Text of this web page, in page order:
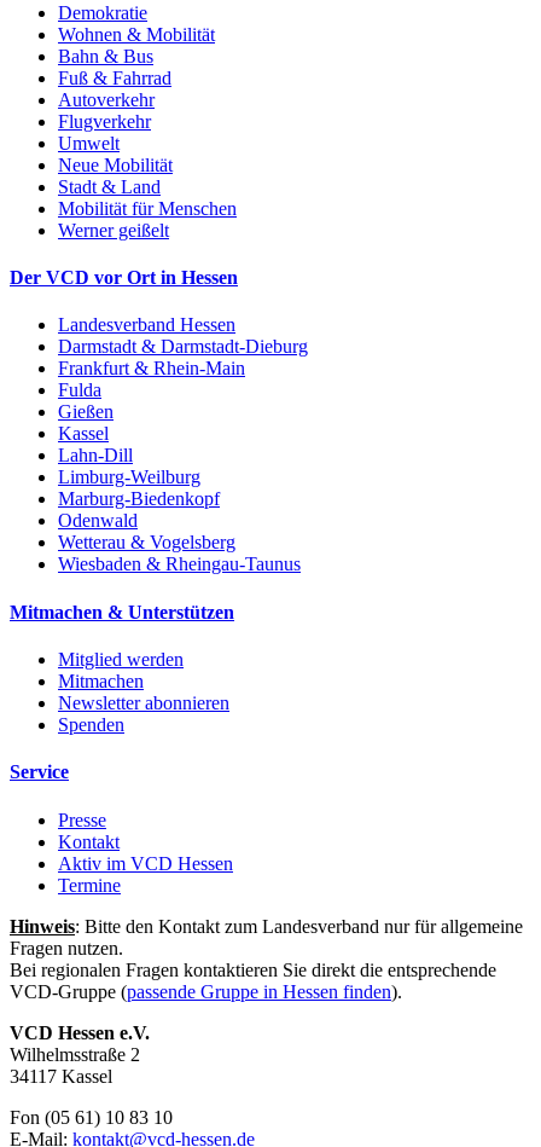
Demokratie
Wohnen & Mobilität
Bahn & Bus
Fuß & Fahrrad
Autoverkehr
Flugverkehr
Umwelt
Neue Mobilität
Stadt & Land
Mobilität für Menschen
Werner geißelt
Der VCD vor Ort in Hessen
Landesverband Hessen
Darmstadt & Darmstadt-Dieburg
Frankfurt & Rhein-Main
Fulda
Gießen
Kassel
Lahn-Dill
Limburg-Weilburg
Marburg-Biedenkopf
Odenwald
Wetterau & Vogelsberg
Wiesbaden & Rheingau-Taunus
Mitmachen & Unterstützen
Mitglied werden
Mitmachen
Newsletter abonnieren
Spenden
Service
Presse
Kontakt
Aktiv im VCD Hessen
Termine
Hinweis: Bitte den Kontakt zum Landesverband nur für allgemeine
Fragen nutzen.
Bei regionalen Fragen kontaktieren Sie direkt die entsprechende
VCD-Gruppe (passende Gruppe in Hessen finden).
VCD Hessen e.V.
Wilhelmsstraße 2
34117 Kassel
Fon (05 61) 10 83 10
E-Mail: kontakt@vcd-hessen.de